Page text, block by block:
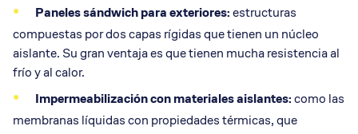
Paneles sándwich para exteriores:estructuras
compuestas por dos capas rígidas que tienen un núcleo
aislante. Su gran ventaja es que tienen mucha resistencia al
frío y al calor.
Impermeabilización con materiales aislantes:como las
membranas líquidas con propiedades térmicas, que